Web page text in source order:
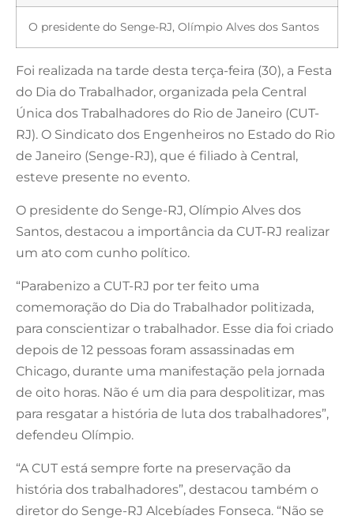
O presidente do Senge-RJ, Olímpio Alves dos Santos
Foi realizada na tarde desta terça-feira (30), a Festa
do Dia do Trabalhador, organizada pela Central
Única dos Trabalhadores do Rio de Janeiro (CUT-
RJ). O Sindicato dos Engenheiros no Estado do Rio
de Janeiro (Senge-RJ), que é filiado à Central,
esteve presente no evento.
O presidente do Senge-RJ, Olímpio Alves dos
Santos, destacou a importância da CUT-RJ realizar
um ato com cunho político.
“Parabenizo a CUT-RJ por ter feito uma
comemoração do Dia do Trabalhador politizada,
para conscientizar o trabalhador. Esse dia foi criado
depois de 12 pessoas foram assassinadas em
Chicago, durante uma manifestação pela jornada
de oito horas. Não é um dia para despolitizar, mas
para resgatar a história de luta dos trabalhadores”,
defendeu Olímpio.
“A CUT está sempre forte na preservação da
história dos trabalhadores”, destacou também o
diretor do Senge-RJ Alcebíades Fonseca. “Não se